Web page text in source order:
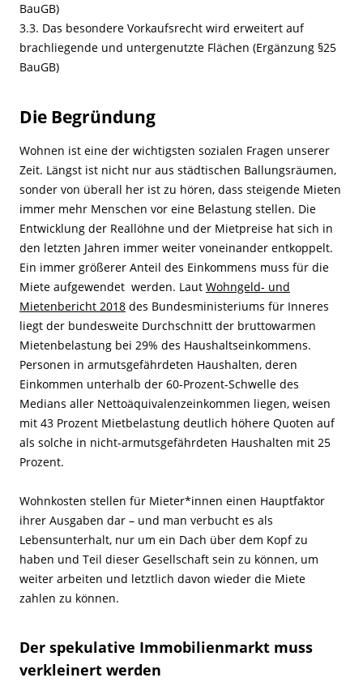
BauGB)
3.3. Das besondere Vorkaufsrecht wird erweitert auf
brachliegende und untergenutzte Flächen (Ergänzung §25
BauGB)
Die Begründung
Wohnen ist eine der wichtigsten sozialen Fragen unserer
Zeit. Längst ist nicht nur aus städtischen Ballungsräumen,
sonder von überall her ist zu hören, dass steigende Mieten
immer mehr Menschen vor eine Belastung stellen. Die
Entwicklung der Reallöhne und der Mietpreise hat sich in
den letzten Jahren immer weiter voneinander entkoppelt.
Ein immer größerer Anteil des Einkommens muss für die
Miete aufgewendet werden. Laut Wohngeld- und
Mietenbericht 2018 des Bundesministeriums für Inneres
liegt der bundesweite Durchschnitt der bruttowarmen
Mietenbelastung bei 29% des Haushaltseinkommens.
Personen in armutsgefährdeten Haushalten, deren
Einkommen unterhalb der 60-Prozent-Schwelle des
Medians aller Nettoäquivalenzeinkommen liegen, weisen
mit 43 Prozent Mietbelastung deutlich höhere Quoten auf
als solche in nicht-armutsgefährdeten Haushalten mit 25
Prozent.
Wohnkosten stellen für Mieter*innen einen Hauptfaktor
ihrer Ausgaben dar – und man verbucht es als
Lebensunterhalt, nur um ein Dach über dem Kopf zu
haben und Teil dieser Gesellschaft sein zu können, um
weiter arbeiten und letztlich davon wieder die Miete
zahlen zu können.
Der spekulative Immobilienmarkt muss
verkleinert werden